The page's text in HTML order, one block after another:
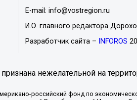
E-mail: info@vostregion.ru
И.О. главного редактора
Разработчик сайта – INFOROS
нежелательной на
российский фонд по